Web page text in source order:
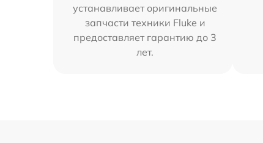
устанавливает оригинальные
запчасти техники Fluke и
предоставляет гарантию до 3
лет.